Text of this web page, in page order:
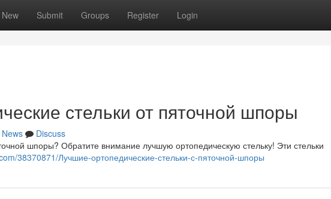
New Submit Groups Register Login
стельки от пяточной шпоры
News
Discuss
шпоры? Обратите внимание лучшую ортопедическую стельку! Эти стельки
38370871/Лучшие-ортопедические-стельки-с-пяточной-шпоры